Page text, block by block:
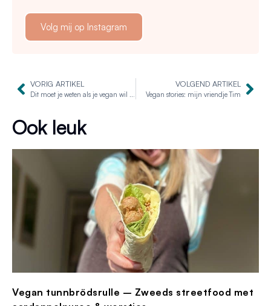
Volg mij op Instagram
VORIG ARTIKEL
Dit moet je weten als je vegan wil worden
VOLGEND ARTIKEL
Vegan stories: mijn vriendje Tim
Ook leuk
Vegan tunnbrödsrulle – Zweeds streetfood met